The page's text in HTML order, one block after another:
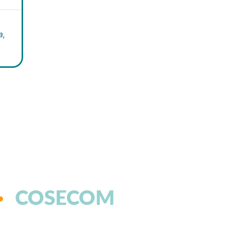
COSECOM